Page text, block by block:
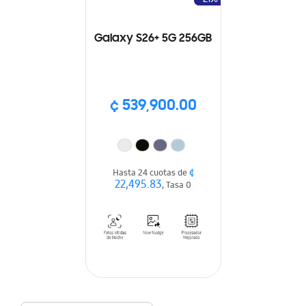
Galaxy S26+ 5G 256GB
¢ 539,900.00
Hasta 24 cuotas de¢
22,495.83, Tasa 0